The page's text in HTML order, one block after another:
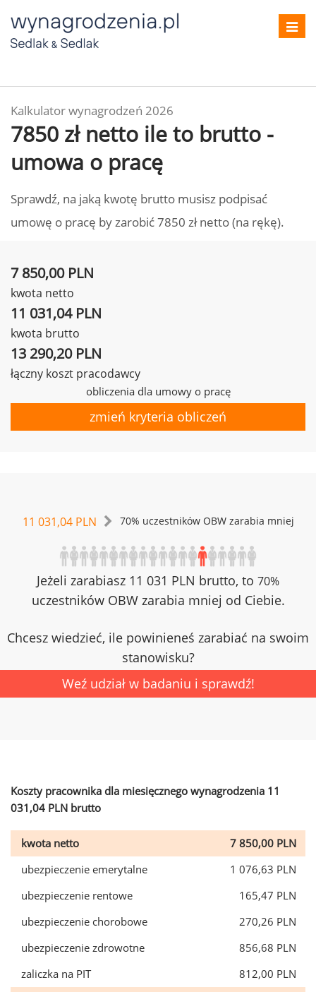
Kalkulator wynagrodzeń 2026
7850 zł netto ile to brutto -
umowa o pracę
Sprawdź, na jaką kwotę brutto musisz podpisać
umowę o pracę by zarobić 7850 zł netto (na rękę).
7 850,00 PLN
kwota netto
11 031,04 PLN
kwota brutto
13 290,20 PLN
łączny koszt pracodawcy
obliczenia dla umowy o pracę
zmień kryteria obliczeń
11 031,04 PLN 70% uczestników OBW zarabia mniej
Jeżeli zarabiasz 11 031 PLN brutto, to 70%
uczestników OBW zarabia mniej od Ciebie.
Chcesz wiedzieć, ile powinieneś zarabiać na swoim
stanowisku?
Weź udział w badaniu i sprawdź!
Koszty pracownika dla miesięcznego wynagrodzenia 11
031,04 PLN brutto
kwota netto
7 850,00 PLN
ubezpieczenie emerytalne
1 076,63 PLN
ubezpieczenie rentowe
165,47 PLN
ubezpieczenie chorobowe
270,26 PLN
ubezpieczenie zdrowotne
856,68 PLN
zaliczka na PIT
812,00 PLN